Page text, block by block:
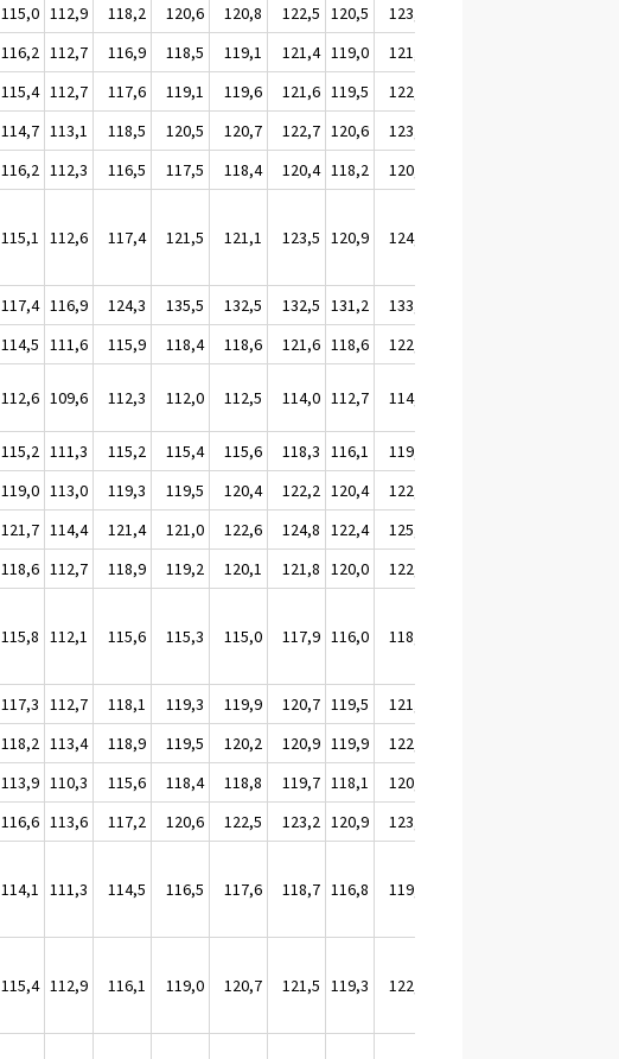
115,0 112,9 118,2 120,6 120,8 122,5 120,5
123,0
116,2 112,7 116,9 118,5 119,1 121,4 119,0
121,9
115,4 112,7 117,6 119,1 119,6 121,6 119,5
122,1
114,7 113,1 118,5 120,5 120,7 122,7 120,6
123,1
116,2 112,3 116,5 117,5 118,4 120,4 118,2
120,9
115,1 112,6 117,4 121,5 121,1 123,5 120,9 124,1
117,4 116,9 124,3 135,5 132,5 132,5 131,2
133,8
114,5 111,6 115,9 118,4 118,6 121,6 118,6
122,0
112,6 109,6 112,3 112,0 112,5 114,0 112,7 114,3
115,2 111,3 115,2 115,4 115,6 118,3 116,1
119,0
119,0 113,0 119,3 119,5 120,4 122,2 120,4
122,6
121,7 114,4 121,4 121,0 122,6 124,8 122,4
125,3
118,6 112,7 118,9 119,2 120,1 121,8 120,0
122,1
115,8 112,1 115,6 115,3 115,0 117,9 116,0 118,9
117,3 112,7 118,1 119,3 119,9 120,7 119,5
121,7
118,2 113,4 118,9 119,5 120,2 120,9 119,9
122,0
113,9 110,3 115,6 118,4 118,8 119,7 118,1
120,6
116,6 113,6 117,2 120,6 122,5 123,2 120,9
123,6
114,1 111,3 114,5 116,5 117,6 118,7 116,8 119,5
115,4 112,9 116,1 119,0 120,7 121,5 119,3 122,5